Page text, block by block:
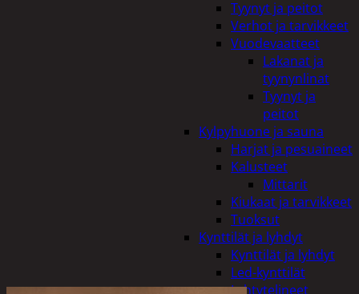
Tyynyt ja peitot
Verhot ja tarvikkeet
Vuodevaatteet
Lakanat ja
tyynynlinat
Tyynyt ja
peitot
Kylpyhuone ja sauna
Harjat ja pesuaineet
Kalusteet
Mittarit
Kiukaat ja tarvikkeet
Tuoksut
Kynttilät ja lyhdyt
Kynttilät ja lyhdyt
Led-kynttilät
Lyhtytelineet